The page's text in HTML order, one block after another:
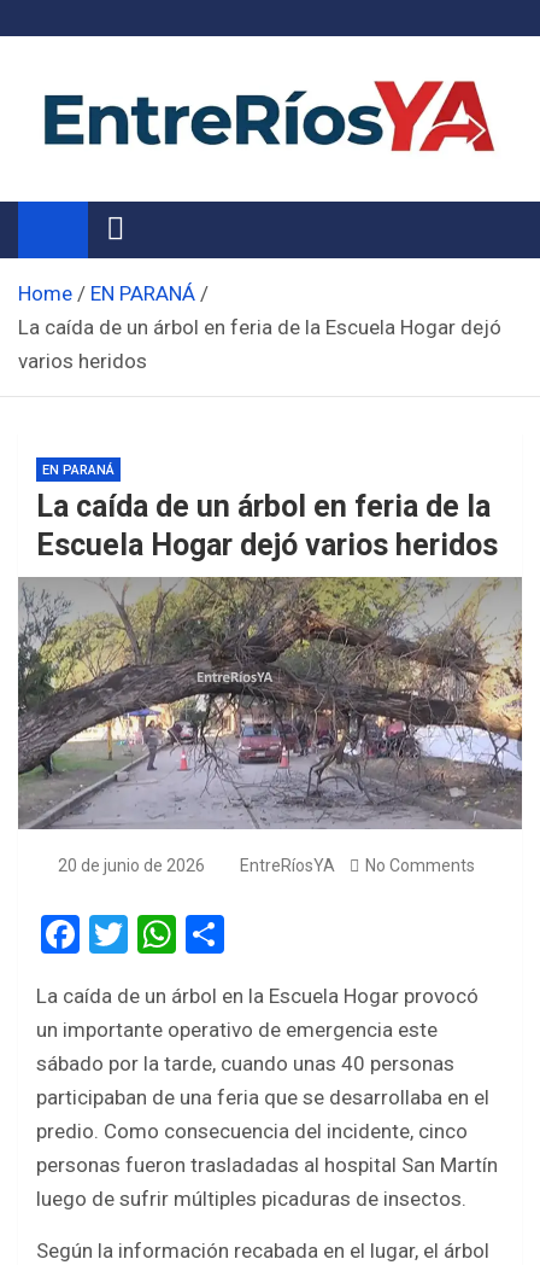
Noticias de Entre Ríos
Información de toda la provincia ahora
Home
EN PARANÁ
La caída de un árbol en feria de la Escuela Hogar dejó
varios heridos
EN PARANÁ
La caída de un árbol en feria de la
Escuela Hogar dejó varios heridos
20 de junio de 2026 EntreRíosYA No Comments
F
ce
b
o
o
k
T
tt
er
W
at
s
A
p
p
ar
e
La caída de un árbol en la Escuela Hogar provocó
un importante operativo de emergencia este
sábado por la tarde, cuando unas 40 personas
participaban de una feria que se desarrollaba en el
predio. Como consecuencia del incidente, cinco
personas fueron trasladadas al hospital San Martín
luego de sufrir múltiples picaduras de insectos.
Según la información recabada en el lugar, el árbol